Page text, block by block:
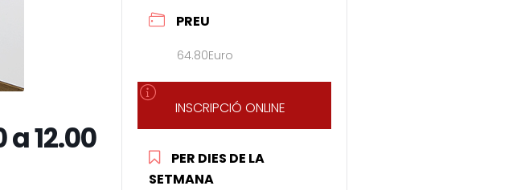
12.00
PREU
64.80Euro
INSCRIPCIÓ ONLINE
PER DIES DE LA
SETMANA